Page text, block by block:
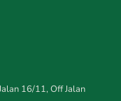
16/11, Off Jalan